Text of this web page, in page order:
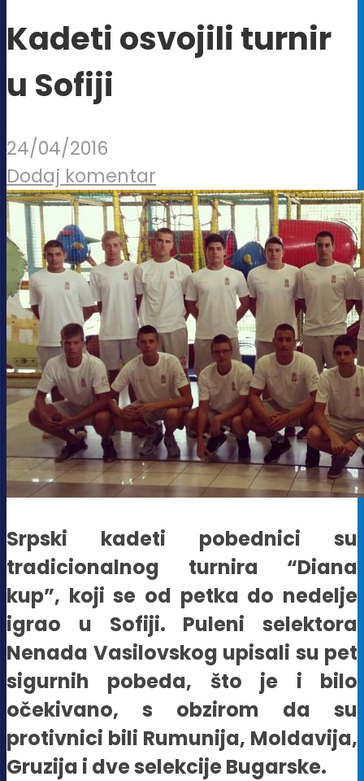
Kadeti osvojili turnir
u Sofiji
24/04/2016
Dodaj komentar
Srpski kadeti pobednici su
tradicionalnog turnira “Diana
kup”, koji se od petka do nedelje
igrao u Sofiji. Puleni selektora
Nenada Vasilovskog upisali su pet
sigurnih pobeda, što je i bilo
očekivano, s obzirom da su
protivnici bili Rumunija, Moldavija,
Gruzija i dve selekcije Bugarske.